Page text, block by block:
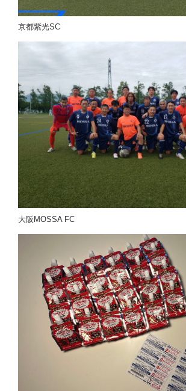
京都紫光SC
大阪MOSSA FC